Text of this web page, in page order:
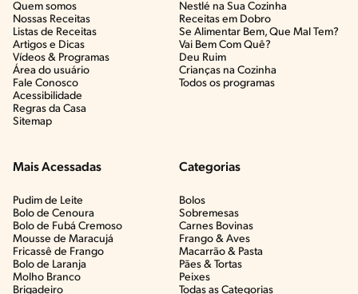
Quem somos
Nossas Receitas
Listas de Receitas​
Artigos e Dicas​
Vídeos & Programas​
Área do usuário
Fale Conosco
Acessibilidade
Regras da Casa
Sitemap
Nestlé na Sua Cozinha
Receitas em Dobro
Se Alimentar Bem, Que Mal Tem?​
Vai Bem Com Quê?​
Deu Ruim​
Crianças na Cozinha​
Todos os programas
Mais Acessadas
Pudim de Leite
Bolo de Cenoura
Bolo de Fubá Cremoso
Mousse de Maracujá
Fricassê de Frango
Bolo de Laranja
Molho Branco
Brigadeiro
Categorias
Bolos
Sobremesas
Carnes Bovinas​
Frango & Aves​
Macarrão & Pasta​
Pães & Tortas​
Peixes
Todas as Categorias